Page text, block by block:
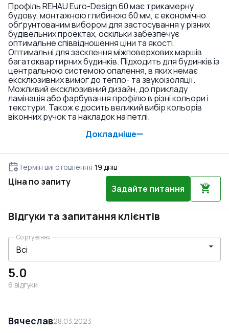
Профіль REHAU Euro-Design 60 має трикамерну
будову, монтажною глибиною 60 мм, є економічно
обґрунтованим вибором для застосування у різних
будівельних проектах, оскільки забезпечує
оптимальне співвідношення ціни та якості.
Оптимальні для засклення міжповерхових маршів
багатоквартирних будинків. Підходить для будинків із
центральною системою опалення, в яких немає
ексклюзивних вимог до тепло- та звукоізоляції.
Можливий ексклюзивний дизайн, до прикладу
ламінація або фарбування профілю в різні кольори і
текстури. Також є досить великий вибір кольорів
віконних ручок та накладок на петлі.
Докладніше
Термін виготовлення:19 днів
Ціна по запиту
Задайте питання
Відгуки та запитання клієнтів
5.0
6 відгуки
Сортування
Вячеслав28.03.2023